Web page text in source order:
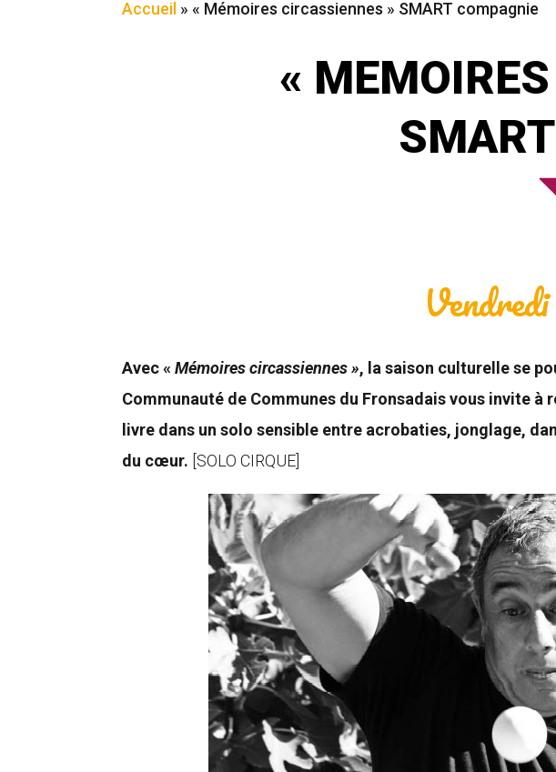
Accueil »« Mémoires circassiennes » SMART compagnie
«
Avec «Mémoires circassiennes », la saison culturelle se
Communauté de Communes du Fronsadais vous invite
livre dans un solo sensible entre acrobaties, jonglage,
du cœur. [SOLO CIRQUE]